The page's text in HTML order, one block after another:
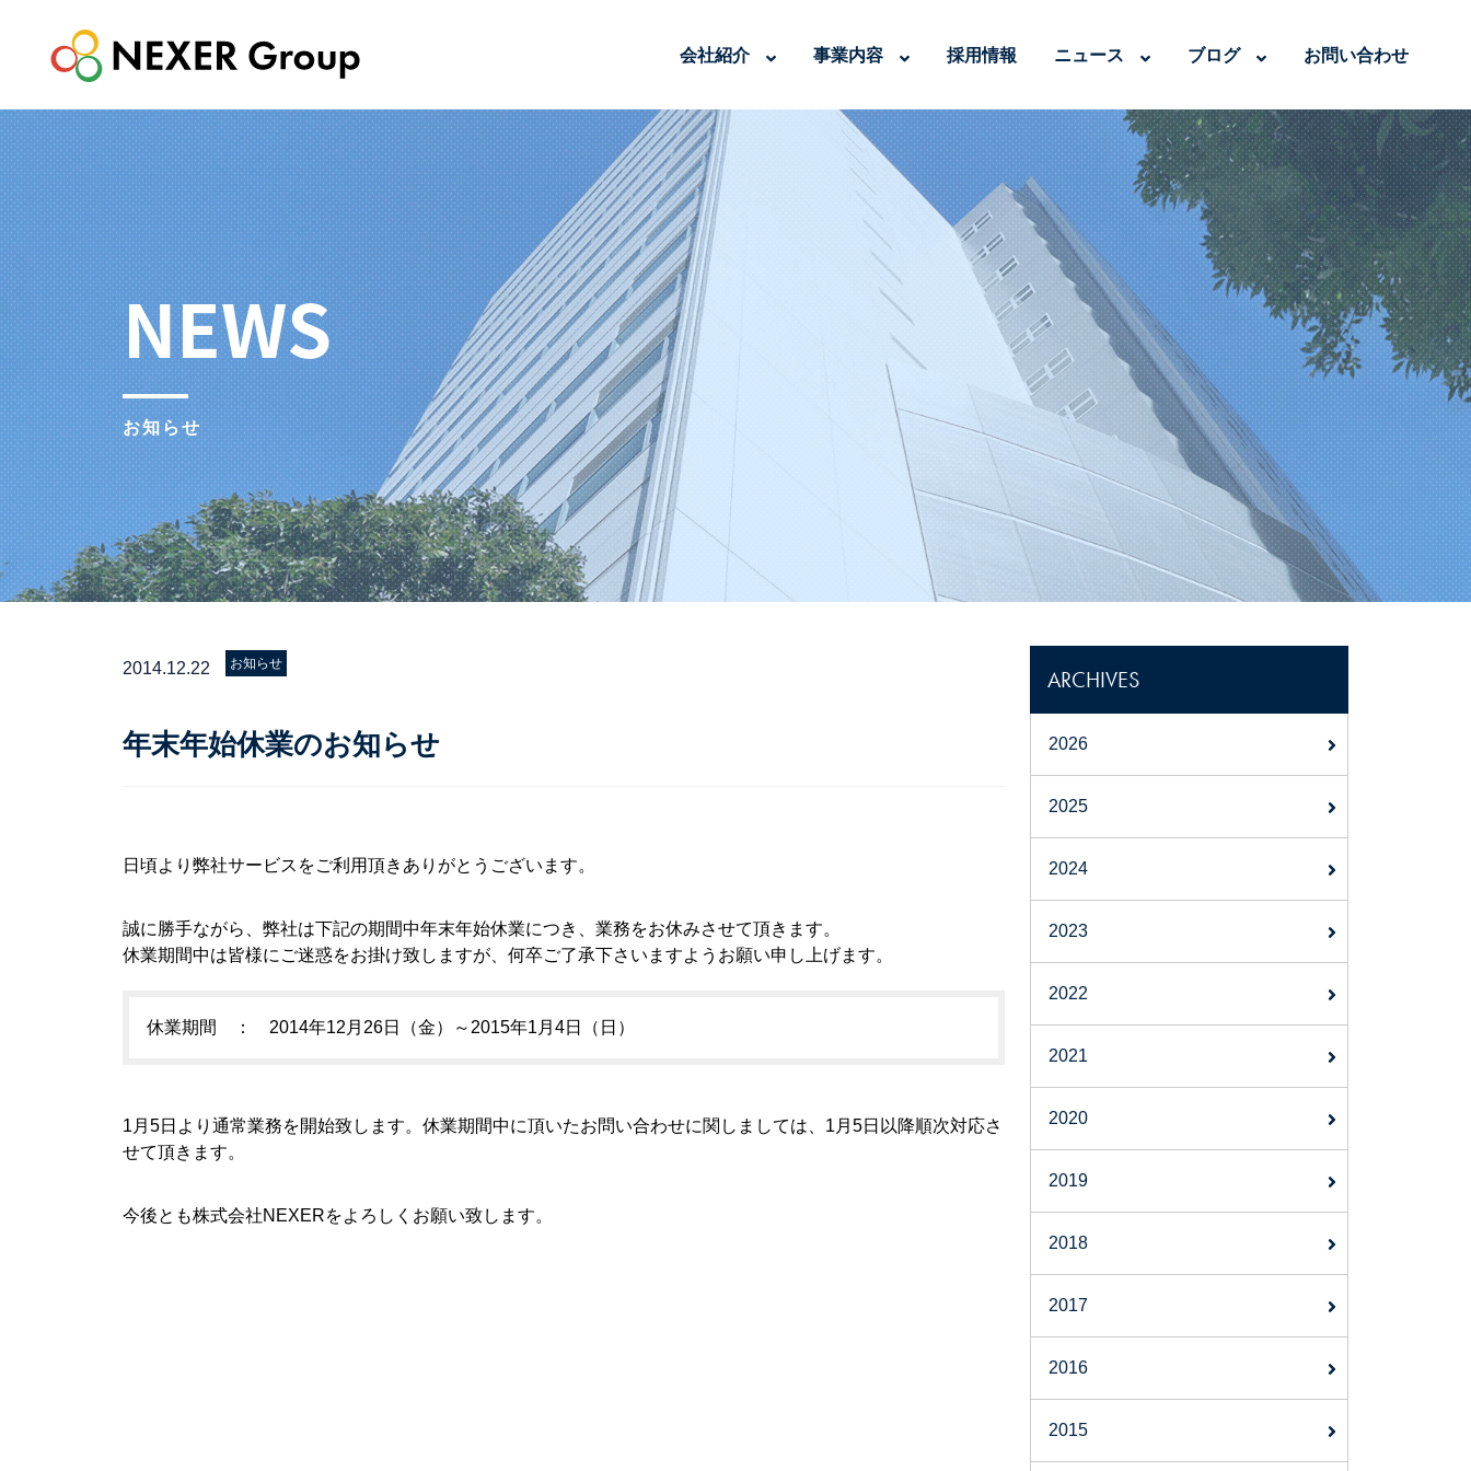
会社紹介 事業内容 採用情報 ニュース ブログ お問い合わせ
NEWS
お知らせ
2014.12.22 お知らせ
年末年始休業のお知らせ
日頃より弊社サービスをご利用頂きありがとうございます。
誠に勝手ながら、弊社は下記の期間中年末年始休業につき、業務をお休みさせて頂きます。
休業期間中は皆様にご迷惑をお掛け致しますが、何卒ご了承下さいますようお願い申し上げます。
休業期間 ： 2014年12月26日（金）～2015年1月4日（日）
1月5日より通常業務を開始致します。休業期間中に頂いたお問い合わせに関しましては、1月5日以降順次対応さ
せて頂きます。
今後とも株式会社NEXERをよろしくお願い致します。
ARCHIVES
2026
2025
2024
2023
2022
2021
2020
2019
2018
2017
2016
2015